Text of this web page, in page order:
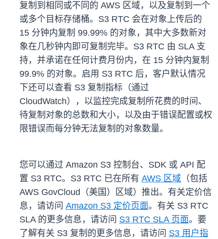
复制到相同或不同的 AWS 区域，以及复制到一个
或多个目标存储桶。S3 RTC 会在对象上传后的
15 分钟内复制 99.99% 的对象，其中大多数新对
象在几秒钟内即可复制完毕。S3 RTC 由 SLA 支
持，并承诺在任何计费月份内，在 15 分钟内复制
99.9% 的对象。启用 S3 RTC 后，客户默认情况
下还可以查看 S3 复制指标（通过
CloudWatch），以监控完成复制所花费的时间、
待复制对象的总数和大小，以及由于错误配置或权
限错误而每分钟无法复制的对象数量。
您可以通过 Amazon S3 控制台、SDK 或 API 配
置 S3 RTC。S3 RTC 已在所有 AWS 区域 （包括
AWS GovCloud（美国）区域）推出。有关定价信
息，请访问 Amazon S3 定价页面。有关 S3 RTC
SLA 的更多信息，请访问 S3 RTC SLA 页面。要
了解有关 S3 复制的更多信息，请访问 S3 用户指